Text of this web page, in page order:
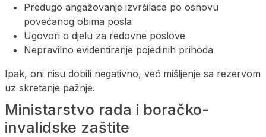
Predugo angažovanje izvršilaca po osnovu
povećanog obima posla
Ugovori o djelu za redovne poslove
Nepravilno evidentiranje pojedinih prihoda
Ipak, oni nisu dobili negativno, već mišljenje sa rezervom
uz skretanje pažnje.
Ministarstvo rada i boračko-
invalidske zaštite